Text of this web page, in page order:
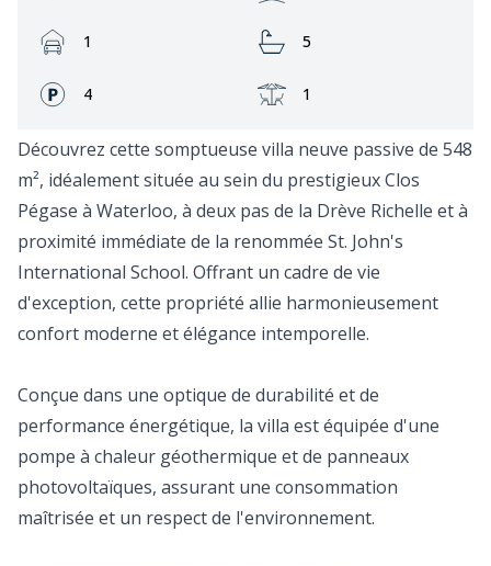
Garage:
1 Bathrooms:
5
Façades:
4 Terrasse:
1
Découvrez cette somptueuse villa neuve passive de 548
m², idéalement située au sein du prestigieux Clos
Pégase à Waterloo, à deux pas de la Drève Richelle et à
proximité immédiate de la renommée St. John's
International School. Offrant un cadre de vie
d'exception, cette propriété allie harmonieusement
confort moderne et élégance intemporelle.
Conçue dans une optique de durabilité et de
performance énergétique, la villa est équipée d'une
pompe à chaleur géothermique et de panneaux
photovoltaïques, assurant une consommation
maîtrisée et un respect de l'environnement.